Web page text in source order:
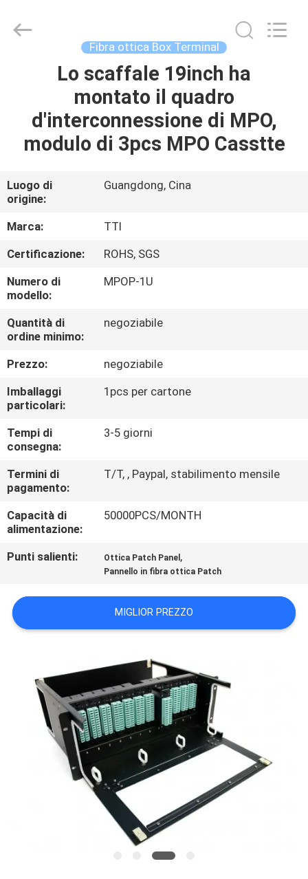
PRODOTTI
NOI
GIRO
DELLA
FABBRICA
CONTROLLO
DI
QUALITÀ
CONTATTICI
RICHIEDA
UNA
CITAZIONE
DEL
SITO
PRIVACY
Communication
Fibra ottica Box Terminal
Lo scaffale 19inch ha
montato il quadro
d'interconnessione di MPO,
modulo di 3pcs MPO Casstte
Luogo di
origine:
Guangdong, Cina
Marca:
TTI
Certificazione:
ROHS, SGS
Numero di
modello:
MPOP-1U
Quantità di
ordine minimo:
negoziabile
Prezzo:
negoziabile
Imballaggi
particolari:
1pcs per cartone
Tempi di
consegna:
3-5 giorni
Termini di
pagamento:
T/T, , Paypal, stabilimento mensile
Capacità di
alimentazione:
50000PCS/MONTH
Punti salienti: Ottica Patch Panel ,
Pannello in fibra ottica Patch
MIGLIOR PREZZO